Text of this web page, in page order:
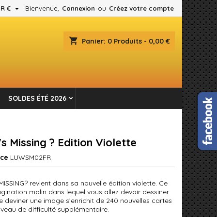
Bienvenue, Connexion ou Créez votre compte
€ 
shopping_cart Panier: 0 Produits - 0,00 €
SOLDES ÉTÉ 2026
Missing ? Edition Violette
LUWSM02FR
revient dans sa nouvelle édition violette. Ce
malin dans lequel vous allez devoir dessiner
deviner une image s’enrichit de 240 nouvelles cartes
de difficulté supplémentaire.